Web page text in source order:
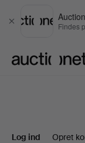
Luk Findes
Log ind Opret